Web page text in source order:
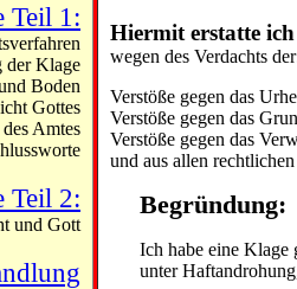
Teil 1:
der Klage
Boden
Gottes
Amtes
Teil 2:
und Gott
Hiermit erstatte
wegen des Verdachts
Verstöße gegen das
Verstöße gegen das
Verstöße gegen das
und aus allen
Begründung:
Ich habe eine Klage
unter